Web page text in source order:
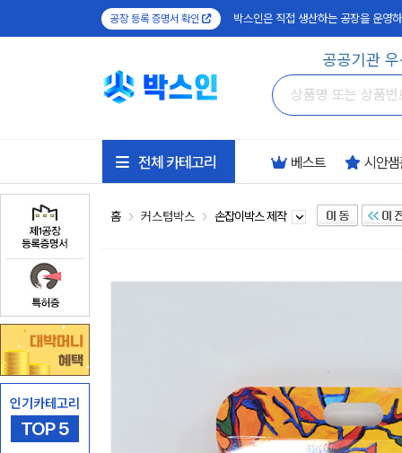
공장 등록 증명서 확인 박스인은 직접 생산하는 공장을 운영
공공기관
인기카테고리
TOP 5
전체 카테고리 베스트 시안
홈 커스텀박스 손잡이박스 제작